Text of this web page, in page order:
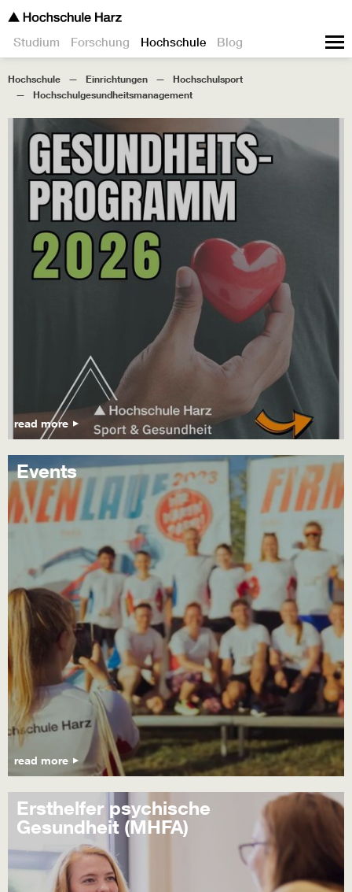
Studium Forschung Hochschule Blog
Hochschule Einrichtungen
Hochschulsport
Hochschulgesundheitsmanagement
read more
Events
read more
Ersthelfer psychische
Gesundheit (MHFA)